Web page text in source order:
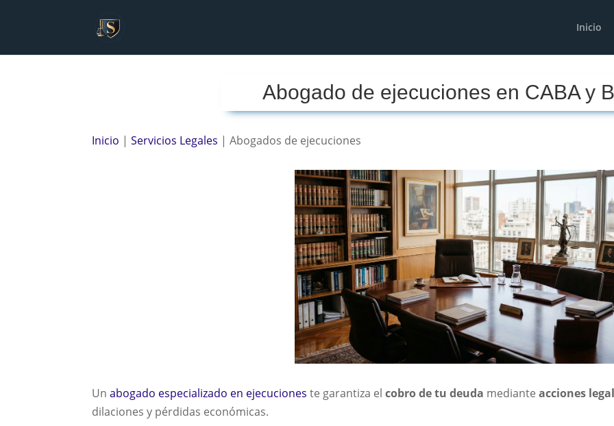
Inicio
Abogado de ejecuciones en CABA y
Inicio |Servicios Legales | Abogados de ejecuciones
Unabogado especializado en ejecuciones te garantiza elcobro de tu deuda medianteacciones
dilaciones y pérdidas económicas.